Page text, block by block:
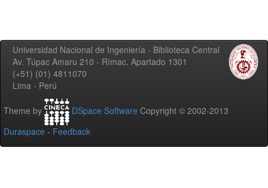
Universidad Nacional de Ingeniería - Biblioteca Central
Av. Túpac Amaru 210 - Rímac. Apartado 1301
(+51) (01) 4811070
Lima - Perú
Theme by DSpace Software Copyright © 2002-2013
Duraspace - Feedback